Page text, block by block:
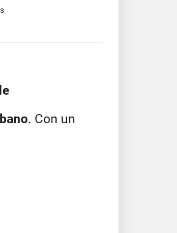
. Con un